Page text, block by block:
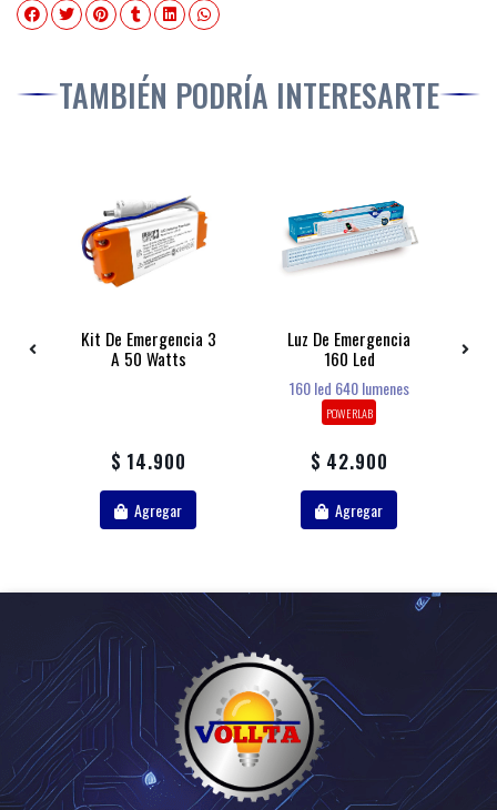
TAMBIÉN PODRÍA INTERESARTE
Kit De Emergencia 3
A 50 Watts
$ 14.900
Agregar
Luz De Emergencia
160 Led
160 led 640 lumenes
POWERLAB
$ 42.900
Agregar